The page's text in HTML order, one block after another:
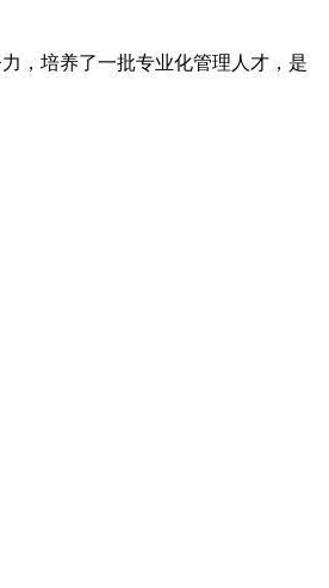
，培养了一批专业化管理人才，是